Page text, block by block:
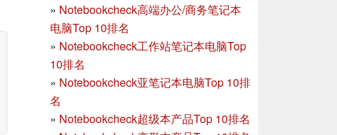
» Notebookcheck高端办公/商务笔记本
电脑Top 10排名
» Notebookcheck工作站笔记本电脑Top
10排名
» Notebookcheck亚笔记本电脑Top 10排
名
» Notebookcheck超级本产品Top 10排名